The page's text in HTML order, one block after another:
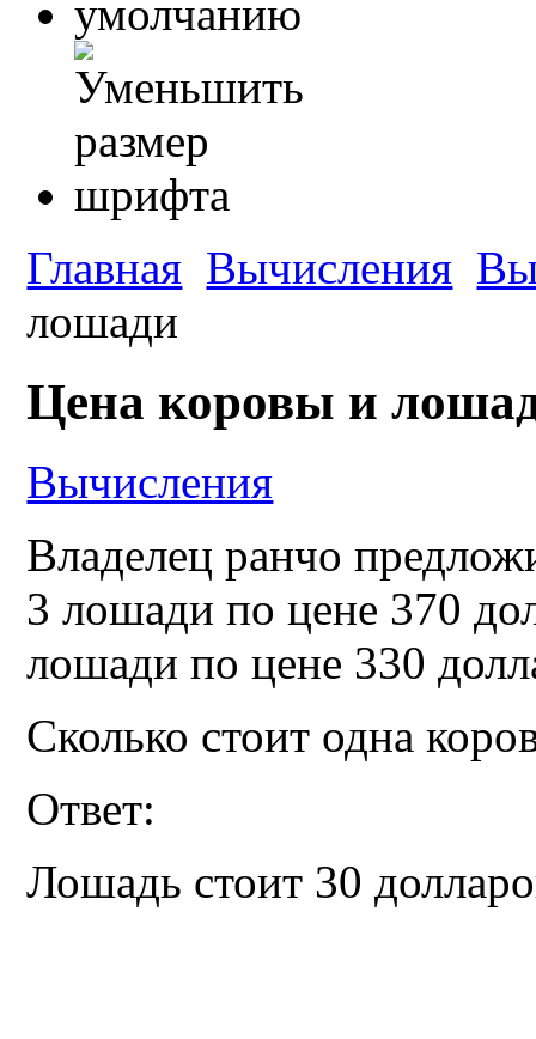
Главная Вычисления
лошади
Цена коровы и
Вычисления
Владелец ранчо
3 лошади по цене 370
лошади по цене 330
Сколько стоит одна
Ответ:
Лошадь стоит 30